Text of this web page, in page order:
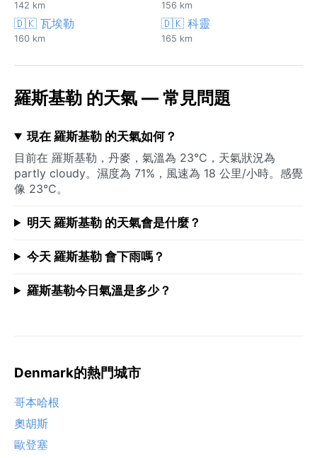
142 km 156 km
🇩🇰 瓦埃勒
160 km
🇩🇰 科靈
165 km
羅斯基勒 的天氣 — 常見問題
現在 羅斯基勒 的天氣如何？
目前在 羅斯基勒，丹麥，氣溫為 23°C，天氣狀況為
partly cloudy。濕度為 71%，風速為 18 公里/小時。感覺
像 23°C。
明天 羅斯基勒 的天氣會是什麼？
今天 羅斯基勒 會下雨嗎？
羅斯基勒今日氣溫是多少？
Denmark的熱門城市
哥本哈根
奧胡斯
歐登塞